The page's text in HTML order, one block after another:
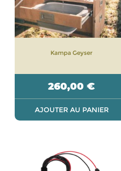
Kampa Geyser
260,00 €
AJOUTER AU PANIER